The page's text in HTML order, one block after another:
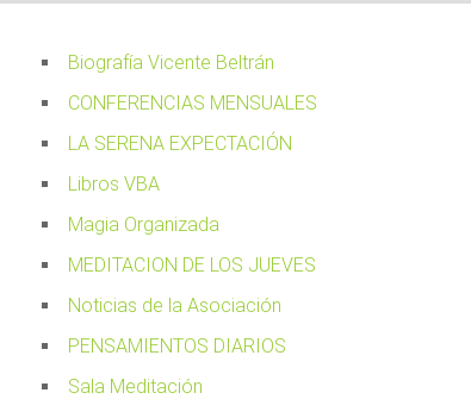
Biografía Vicente Beltrán
CONFERENCIAS MENSUALES
LA SERENA EXPECTACIÓN
Libros VBA
Magia Organizada
MEDITACION DE LOS JUEVES
Noticias de la Asociación
PENSAMIENTOS DIARIOS
Sala Meditación